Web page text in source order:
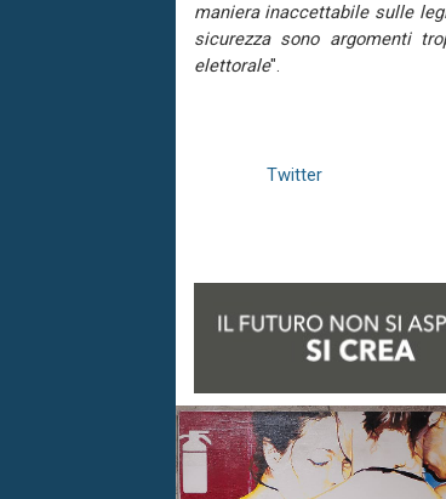
maniera inaccettabile sulle
sicurezza sono argomenti
elettorale".
Twitter